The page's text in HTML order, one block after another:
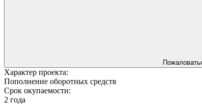
Характер проекта:
Пополнение оборотных средств
Срок окупаемости:
2 года